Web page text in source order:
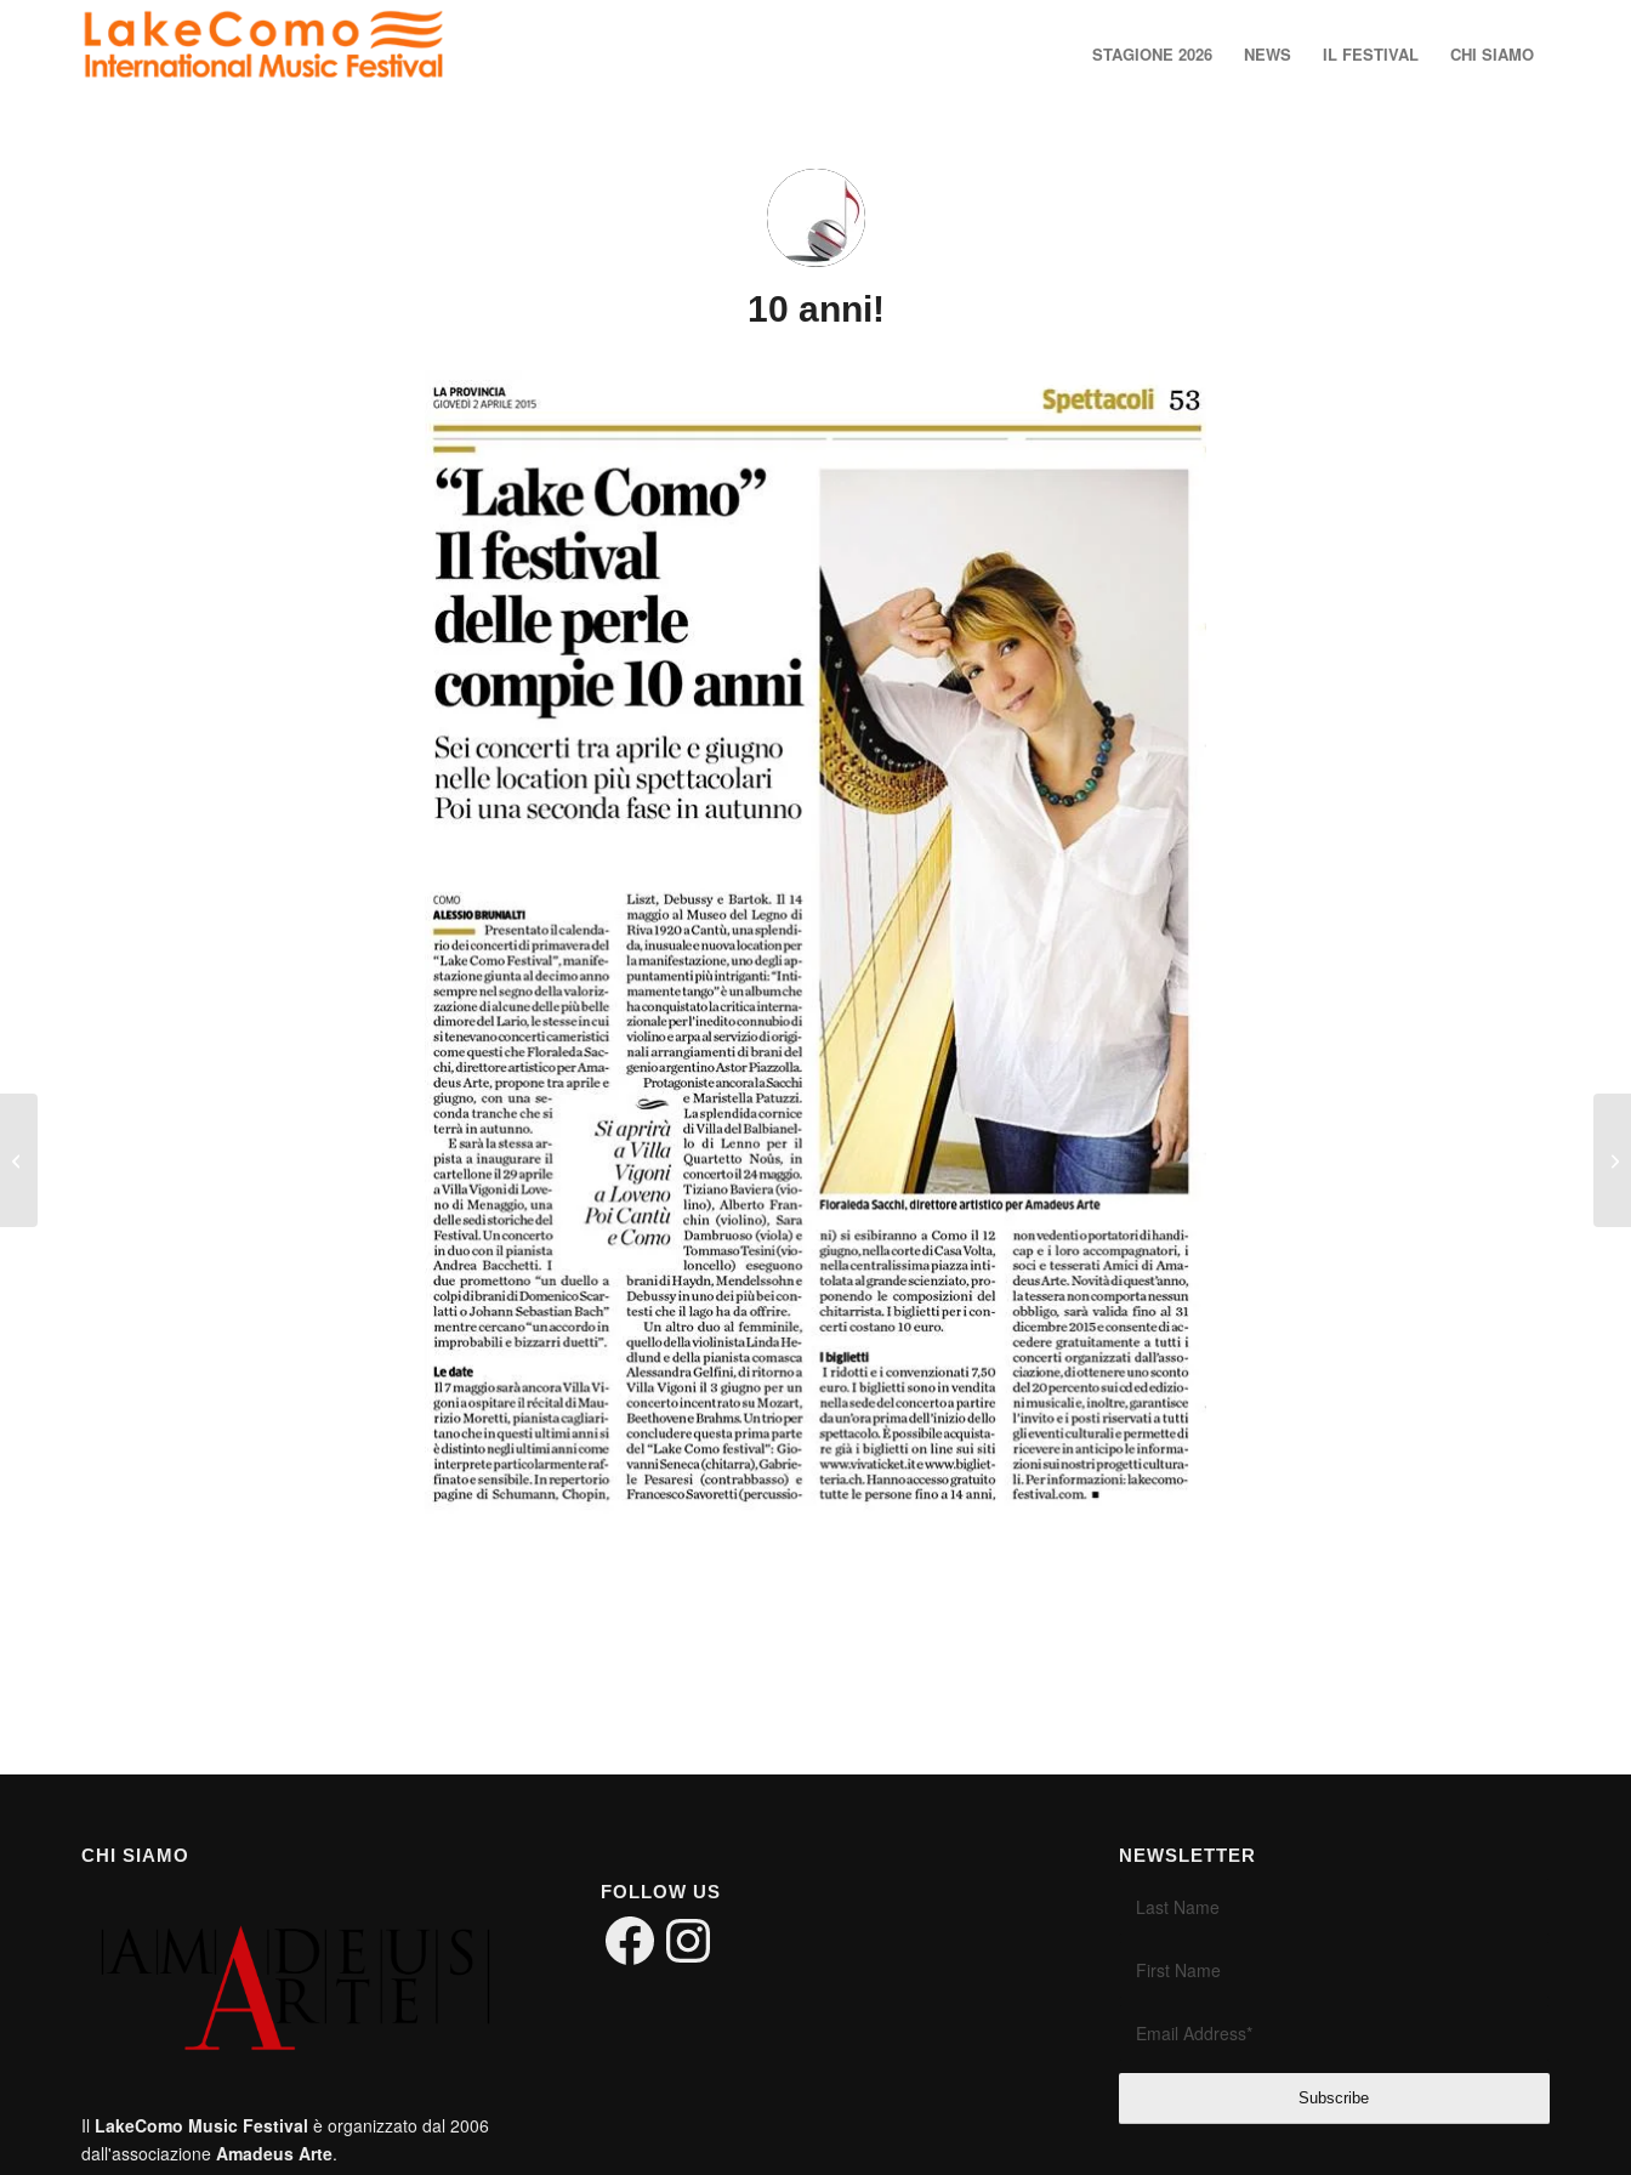
STAGIONE 2026 NEWS IL FESTIVAL CHI SIAMO
10 anni!
CHI SIAMO
Il LakeComo Music Festival è organizzato dal 2006
dall'associazione Amadeus Arte.
FOLLOW US
FacebookInstagram
NEWSLETTER